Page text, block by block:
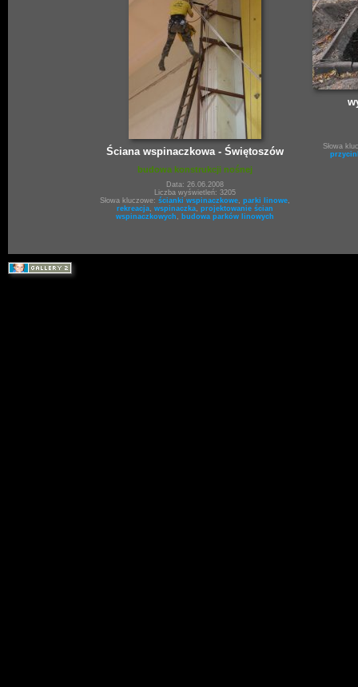
Ściana wspinaczkowa - Świętoszów
budowa konstrukcji nośnej
Data: 26.06.2008
Liczba wyświetleń: 3205
Słowa kluczowe: ścianki wspinaczkowe, parki linowe,
rekreacja, wspinaczka, projektowanie ścian
wspinaczkowych , budowa parków linowych
Słowa